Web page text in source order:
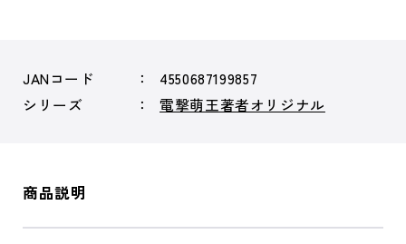
JANコード
4550687199857
シリーズ
電撃萌王著者オリジナル
商品説明